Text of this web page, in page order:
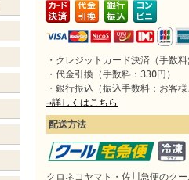
・クレジットカード決済（手数
・代金引換（手数料：330円）
・銀行振込（振込手数料：お客
→詳しくはこちら
配送方法
クロネコヤマト・佐川急便のク